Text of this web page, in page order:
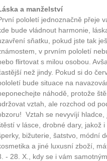
a manželství
pololetí jednoznačně přeje
bude vládnout harmonie,
sňatku, pokud jste tak
v prvním pololetí
flirtovat s milou osobou.
než jindy. Pokud si do
bude situace na
náhodě, protože
vztah, ale rozchod od
Vztah se nevyvíjí hladce,
v lásce, drobné dary, jakož
bižuterie, šatstvo, módní
a jiné luxusní zboží,
- 28. X., kdy se i vám